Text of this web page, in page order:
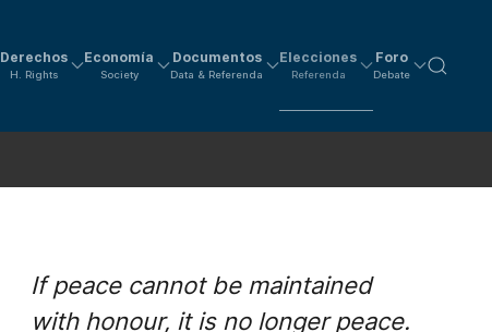
Derechos
H. Rights
Economía
Society
Documentos
Data & Referenda
Elecciones
Referenda
Foro
Debate
If peace cannot be maintained
with honour, it is no longer peace.